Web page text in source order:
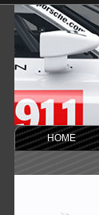
HOME